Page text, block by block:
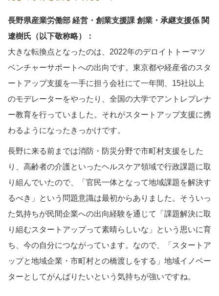
長野県産業労働部 経営・創業支援課 創業・承継支援係 関
遼樹氏（以下敬称略）：
大きな転換点となったのは、2022年のデロイトトーマツ
ベンチャーサポートへの出向です。東京都や経産省のスタ
ートアップ支援を一手に担う会社にて一年間、15社以上
のモデレーターをやったり、全国の大学でアントレプレナ
ー教育を行っていました。それがスタートアップ支援に携
わるようになったきっかけです。
長野に来る前までは消防・防災分野で市町村支援をした
り、高齢者の介護といったヘルスケア領域で行政課題に取
り組んでいたので、「官民一体となって地域課題を解決す
るべき」という問題意識は最初からありました。そういっ
た気持ちが民間企業への出向経験を通じて「課題解決に取
り組むスタートアップって素晴らしいな」という思いに育
ち、今の自分につながっています。なので、「スタートア
ップと地域企業・市町村との橋渡しをする」地域イノベー
ターとしてがんばりたいという気持ちが強いですね。